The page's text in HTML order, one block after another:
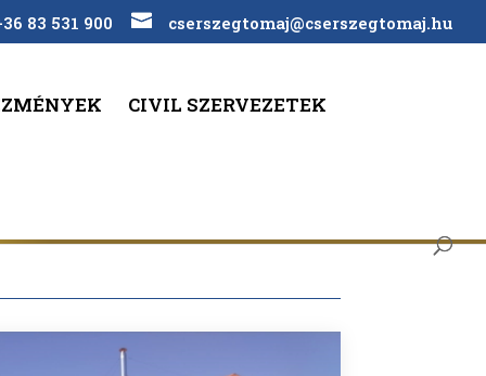
83 531 900 cserszegtomaj@cserszegtomaj.hu
CIVIL SZERVEZETEK